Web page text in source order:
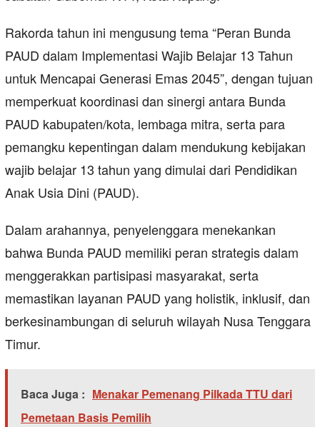
Rakorda tahun ini mengusung tema “Peran Bunda
PAUD dalam Implementasi Wajib Belajar 13 Tahun
untuk Mencapai Generasi Emas 2045”, dengan tujuan
memperkuat koordinasi dan sinergi antara Bunda
PAUD kabupaten/kota, lembaga mitra, serta para
pemangku kepentingan dalam mendukung kebijakan
wajib belajar 13 tahun yang dimulai dari Pendidikan
Anak Usia Dini (PAUD).
Dalam arahannya, penyelenggara menekankan
bahwa Bunda PAUD memiliki peran strategis dalam
menggerakkan partisipasi masyarakat, serta
memastikan layanan PAUD yang holistik, inklusif, dan
berkesinambungan di seluruh wilayah Nusa Tenggara
Timur.
Baca Juga : Menakar Pemenang Pilkada TTU dari
Pemetaan Basis Pemilih